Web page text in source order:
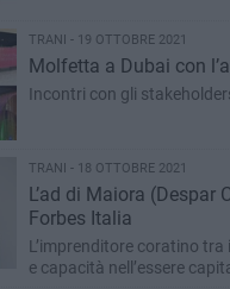
TRANI - 19 OTTOBRE 2021
Molfetta a Dubai con
Incontri con gli
TRANI - 18 OTTOBRE 2021
L’ad di Maiora
Forbes Italia
L’imprenditore coratino
e capacità nell’essere